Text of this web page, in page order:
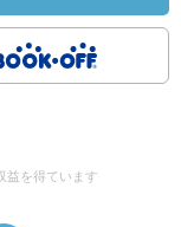
益を得ています